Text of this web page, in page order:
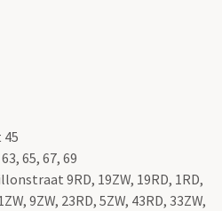
65, 67, 69
9RD, 19ZW, 19RD, 1RD,
9ZW, 23RD, 5ZW, 43RD, 33ZW,